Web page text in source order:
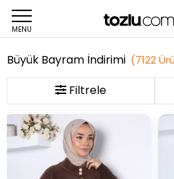
MENU
Büyük Bayram İndirimi (7122
Filtrele